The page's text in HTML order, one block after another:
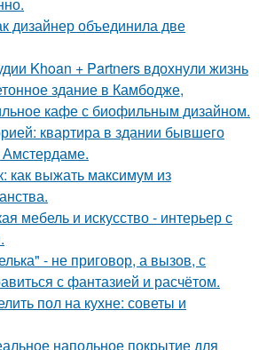
дизайнер объединила две
Khoan + Partners вдохнули жизнь
здание в Камбодже,
кафе с биофильным дизайном.
квартира в здании бывшего
Амстердаме.
как выжать максимум из
мебель и искусство - интерьер с
- не приговор, а вызов, с
с фантазией и расчётом.
пол на кухне: советы и
напольное покрытие для